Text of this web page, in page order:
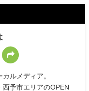
ルメディア。
西予市エリアのOPEN